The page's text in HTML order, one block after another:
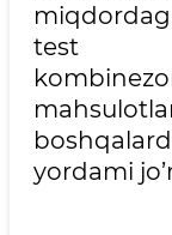
test -
yordami